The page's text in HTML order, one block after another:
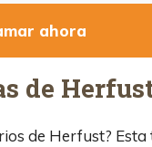
ahora
de
de Herfust? Esta